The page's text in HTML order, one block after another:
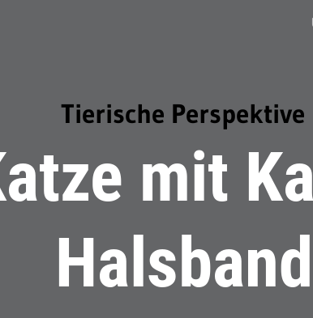
Tierische Perspektive
mit
Halsband